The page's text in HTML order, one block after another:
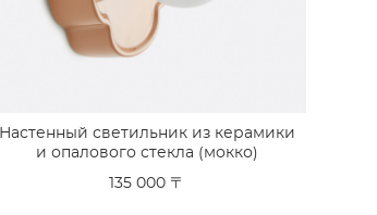
Настенный светильник из керамики
и опалового стекла (мокко)
135 000 〒